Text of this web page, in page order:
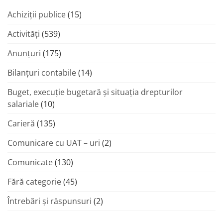
Achiziții publice(15)
Activități (539)
Anunțuri (175)
Bilanțuri contabile(14)
Buget, execuție bugetară și situația drepturilor
salariale(10)
Carieră (135)
Comunicare cu UAT – uri (2)
Comunicate(130)
Fără categorie(45)
Întrebări și răspunsuri (2)